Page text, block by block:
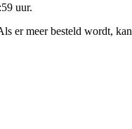
uur.
er meer besteld wordt,